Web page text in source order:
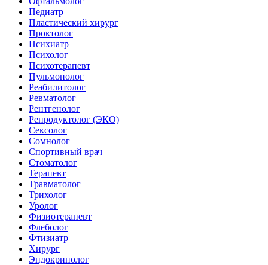
Педиатр
Пластический хирург
Проктолог
Психиатр
Психолог
Психотерапевт
Пульмонолог
Реабилитолог
Ревматолог
Рентгенолог
Репродуктолог (ЭКО)
Сексолог
Сомнолог
Спортивный врач
Стоматолог
Терапевт
Травматолог
Трихолог
Уролог
Физиотерапевт
Флеболог
Фтизиатр
Хирург
Эндокринолог